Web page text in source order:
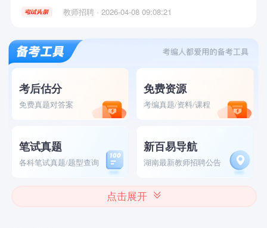
教师招聘 · 2026-04-08 09:08:21
考后估分
免费真题对答案
免费资源
考编真题/资料/课程
笔试真题
各科笔试真题/题型查询
新百易导航
湖南最新教师招聘公告
点击展开